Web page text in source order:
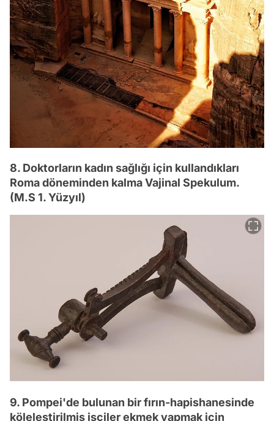
8. Doktorların kadın sağlığı için kullandıkları
Roma döneminden kalma Vajinal Spekulum.
(M.S 1. Yüzyıl)
9. Pompei'de bulunan bir fırın-hapishanesinde
köleleştirilmiş işçiler ekmek yapmak için